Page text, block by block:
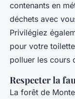
contenants en
déchets avec
Privilégiez
pour votre
polluer les cours
Respecter la
La forêt de